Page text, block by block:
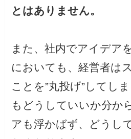
とはありません。
また、社内でアイデア
においても、経営者は
ことを”丸投げ”してし
もどうしていいか分か
アも浮かばず、どうし